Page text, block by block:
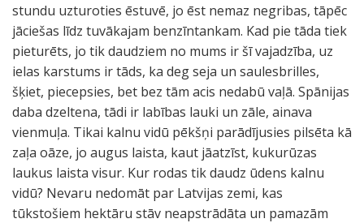
stundu uzturoties ēstuvē, jo ēst nemaz negribas, tāpēc
jāciešas līdz tuvākajam benzīntankam. Kad pie tāda tiek
pieturēts, jo tik daudziem no mums ir šī vajadzība, uz
ielas karstums ir tāds, ka deg seja un saulesbrilles,
šķiet, piecepsies, bet bez tām acis nedabū vaļā. Spānijas
daba dzeltena, tādi ir labības lauki un zāle, ainava
vienmuļa. Tikai kalnu vidū pēkšņi parādījusies pilsēta kā
zaļa oāze, jo augus laista, kaut jāatzīst, kukurūzas
laukus laista visur. Kur rodas tik daudz ūdens kalnu
vidū? Nevaru nedomāt par Latvijas zemi, kas
tūkstošiem hektāru stāv neapstrādāta un pamazām